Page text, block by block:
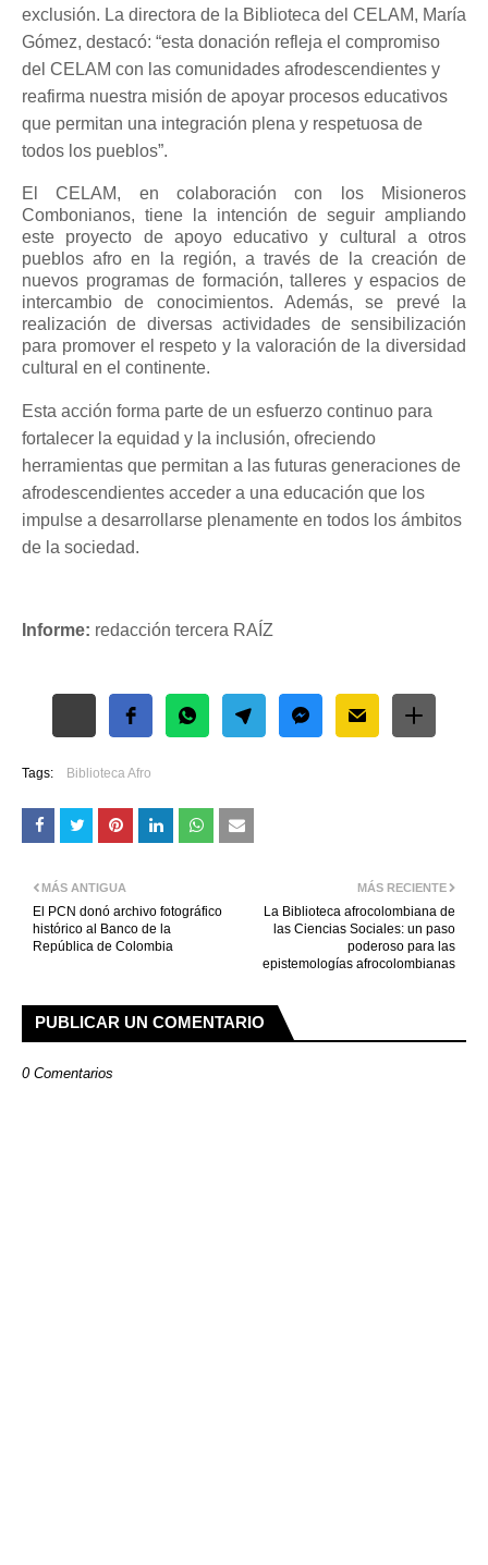
exclusión. La directora de la Biblioteca del CELAM, María
Gómez, destacó: “esta donación refleja el compromiso
del CELAM con las comunidades afrodescendientes y
reafirma nuestra misión de apoyar procesos educativos
que permitan una integración plena y respetuosa de
todos los pueblos”.
El CELAM, en colaboración con los Misioneros
Combonianos, tiene la intención de seguir ampliando
este proyecto de apoyo educativo y cultural a otros
pueblos afro en la región, a través de la creación de
nuevos programas de formación, talleres y espacios de
intercambio de conocimientos. Además, se prevé la
realización de diversas actividades de sensibilización
para promover el respeto y la valoración de la diversidad
cultural en el continente.
Esta acción forma parte de un esfuerzo continuo para
fortalecer la equidad y la inclusión, ofreciendo
herramientas que permitan a las futuras generaciones de
afrodescendientes acceder a una educación que los
impulse a desarrollarse plenamente en todos los ámbitos
de la sociedad.
Informe: redacción tercera RAÍZ
Tags: Biblioteca Afro
MÁS RECIENTE
La Biblioteca afrocolombiana de
las Ciencias Sociales: un paso
poderoso para las
epistemologías afrocolombianas
MÁS ANTIGUA
El PCN donó archivo fotográfico
histórico al Banco de la
República de Colombia
PUBLICAR UN COMENTARIO
0 Comentarios